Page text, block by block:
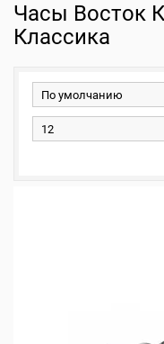
Часы Восток
Классика